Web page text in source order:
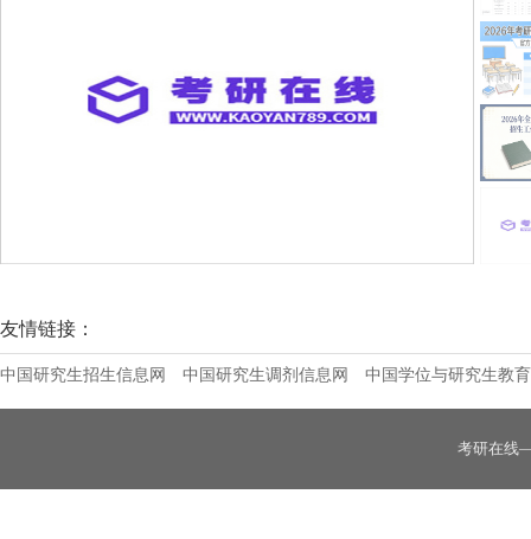
友情链接：
中国研究生招生信息网 中国研究生调剂信息网 中国学位与研究生教
考研在线